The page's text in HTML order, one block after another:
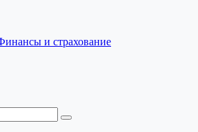
и страхование